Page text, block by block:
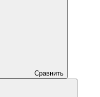
Сравнить